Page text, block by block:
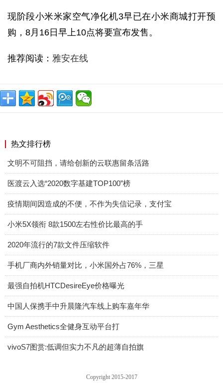
现阶段小米米家空气净化机3早已在小米商城打开预
购，8月16日早上10点将要宣布发售。
推荐阅读： 雅安在线
热文排行榜
文明不可阻挡，请给创新的云联惠留条活路
医渡云入选“2020数字基建TOP100”榜
疫情期间因造成的不便，不作为失信记录，支付宝
小米5X领衔 8款1500左右性价比最高的手
2020年流行的7款文件压缩软件
手机厂商内外销量对比，小米国外占76%，三星
最强自拍机HTCDesireEye价格曝光
中国人保携手中升晨隆汽车线上购车嘉年华
Gym Aesthetics全健身互动平台打
vivoS7图赏:低调但实力不凡的超薄自拍旗